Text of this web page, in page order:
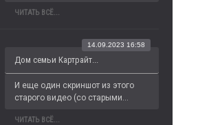
ЧИТАТЬ ВСЁ...
Дом семьи Картрайт...
14.09.2023 16:58
И еще один скриншот из этого
старого видео (со старыми...
ЧИТАТЬ ВСЁ...